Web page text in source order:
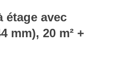
étage avec
mm), 20 m² +